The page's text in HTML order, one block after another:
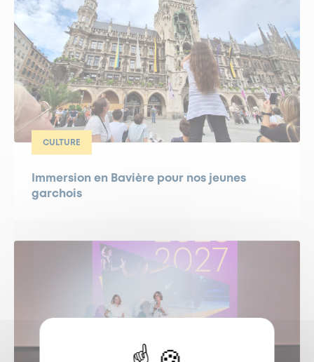
CULTURE
Immersion en Bavière pour nos jeunes
garchois